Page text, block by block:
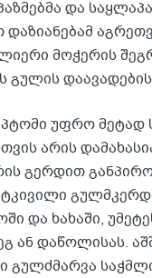
და
დაზიანებამ
მოჭერის
გულის
უფრო მეტად
არის
გერდით
ტკივილი
და ხახაში,
ან დაწოლისას.
გულძმარვა